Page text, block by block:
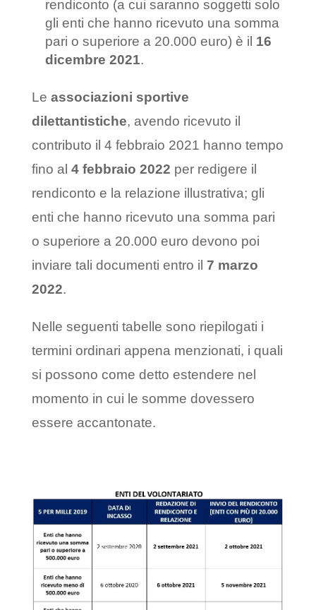
rendiconto (a cui saranno soggetti solo
gli enti che hanno ricevuto una somma
pari o superiore a 20.000 euro) è il 16
dicembre 2021.
Le associazioni sportive
dilettantistiche, avendo ricevuto il
contributo il 4 febbraio 2021 hanno tempo
fino al 4 febbraio 2022 per redigere il
rendiconto e la relazione illustrativa; gli
enti che hanno ricevuto una somma pari
o superiore a 20.000 euro devono poi
inviare tali documenti entro il 7 marzo
2022.
Nelle seguenti tabelle sono riepilogati i
termini ordinari appena menzionati, i quali
si possono come detto estendere nel
momento in cui le somme dovessero
essere accantonate.